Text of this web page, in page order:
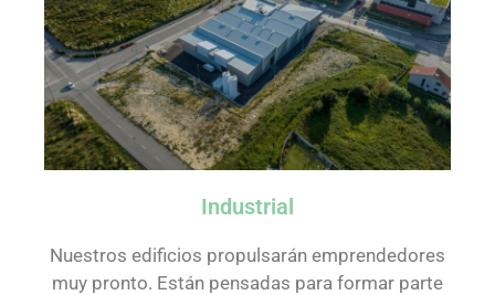
Industrial
Nuestros edificios propulsarán emprendedores
muy pronto. Están pensadas para formar parte